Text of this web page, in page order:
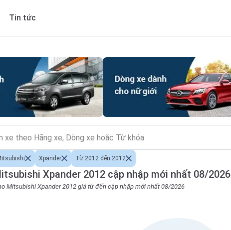
Tin tức
Xpander 2012 cập nhập mới nhất 08/2026
Mitsubishi Xpander 2012 giá từ đến cập nhập mới nhất 08/2026
Xpander Từ 2012 đến 2012